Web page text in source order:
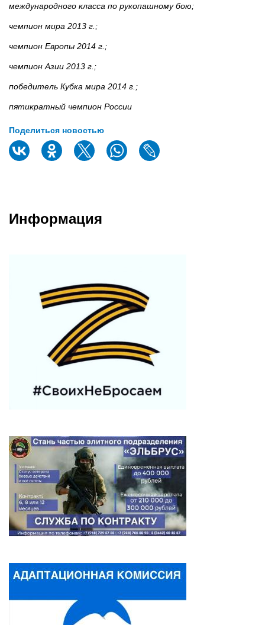
международного класса по рукопашному бою;
чемпион мира 2013 г.;
чемпион Европы 2014 г.;
чемпион Азии 2013 г.;
победитель Кубка мира 2014 г.;
пятикратный чемпион России
Поделиться новостью
Информация